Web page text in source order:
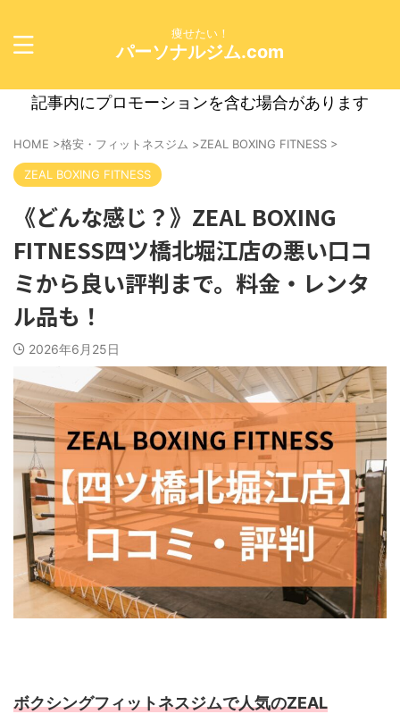
痩せたい！
パーソナルジム.com
記事内にプロモーションを含む場合があります
HOME >格安・フィットネスジム >ZEAL BOXING FITNESS >
ZEAL BOXING FITNESS
《どんな感じ？》ZEAL BOXING
FITNESS四ツ橋北堀江店の悪い口コ
ミから良い評判まで。料金・レンタ
ル品も！
2026年6月25日
ボクシングフィットネスジムで人気のZEAL